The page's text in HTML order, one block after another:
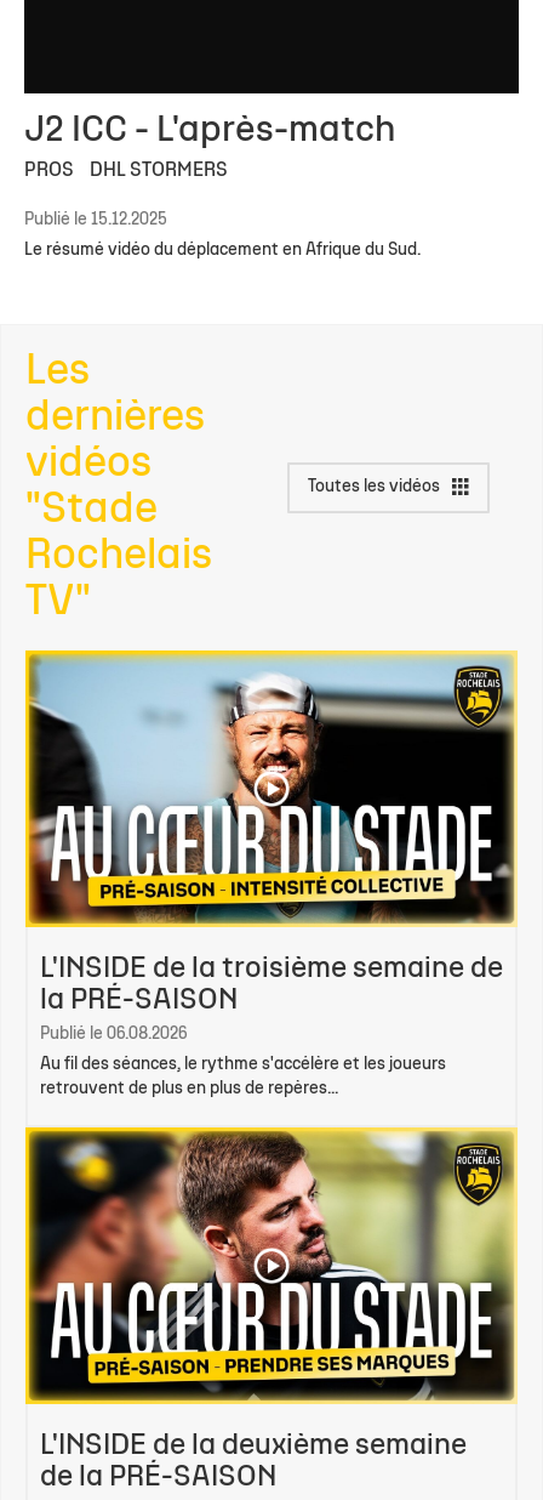
J2 ICC - L'après-match
PROS DHL STORMERS
Publié le 15.12.2025
Le résumé vidéo du déplacement en Afrique du Sud.
Les
dernières
vidéos
"Stade
Rochelais
TV"
Toutes les vidéos
L'INSIDE de la troisième semaine de
la PRÉ-SAISON
Publié le 06.08.2026
Au fil des séances, le rythme s'accélère et les joueurs
retrouvent de plus en plus de repères...
L'INSIDE de la deuxième semaine
de la PRÉ-SAISON